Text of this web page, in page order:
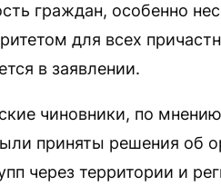
граждан, особенно
для всех
в заявлении.
чиновники, по
приняты решения об
через территории и